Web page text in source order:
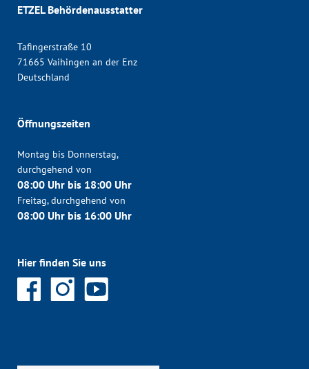
ETZEL Behördenausstatter
Tafingerstraße 10
71665 Vaihingen an der Enz
Deutschland
Öffnungszeiten
Montag bis Donnerstag,
durchgehend von
08:00 Uhr bis 18:00 Uhr
Freitag, durchgehend von
08:00 Uhr bis 16:00 Uhr
Hier finden Sie uns